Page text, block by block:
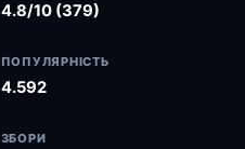
4.8/10 (379)
ПОПУЛЯРНІСТЬ
4.592
ЗБОРИ